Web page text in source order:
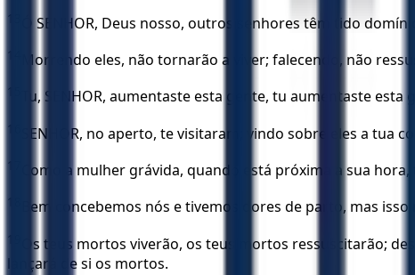
13 Ó SENHOR, Deus nosso, outros senhores têm tido
14 Morrendo eles, não tornarão a viver; falecendo, não
15 Tu, SENHOR, aumentaste esta gente, tu aumentaste
16 SENHOR, no aperto, te visitaram; vindo sobre eles a tua
17 Como a mulher grávida, quando está próxima a sua
18 Bem concebemos nós e tivemos dores de parto, mas
19
Os teus mortos viverão, os teus mortos ressuscitarão;
lançará de si os mortos.